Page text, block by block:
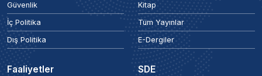
Güvenlik
İç Politika
Dış Politika
Kitap
Tüm Yayınlar
E-Dergiler
Faaliyetler SDE